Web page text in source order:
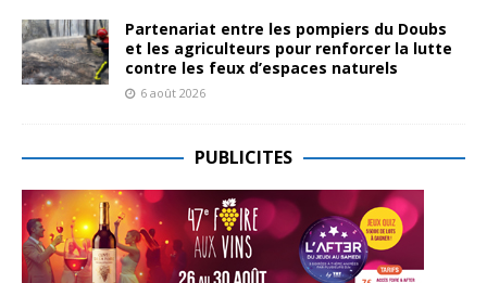
Partenariat entre les pompiers du Doubs
et les agriculteurs pour renforcer la lutte
contre les feux d’espaces naturels
6 août 2026
PUBLICITES